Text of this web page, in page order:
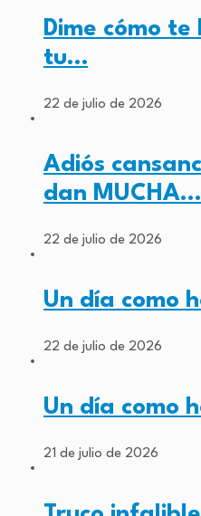
Dime cómo
tu…
22 de julio de 2026
Adiós
dan MUCHA…
22 de julio de 2026
Un día como
22 de julio de 2026
Un día como
21 de julio de 2026